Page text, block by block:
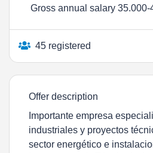
Gross annual salary
45 registered
Offer description
Importante empresa
industriales y proyectos
sector energético e